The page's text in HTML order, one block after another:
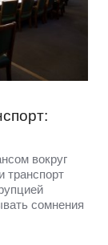
вокруг
транспорт
сомнения